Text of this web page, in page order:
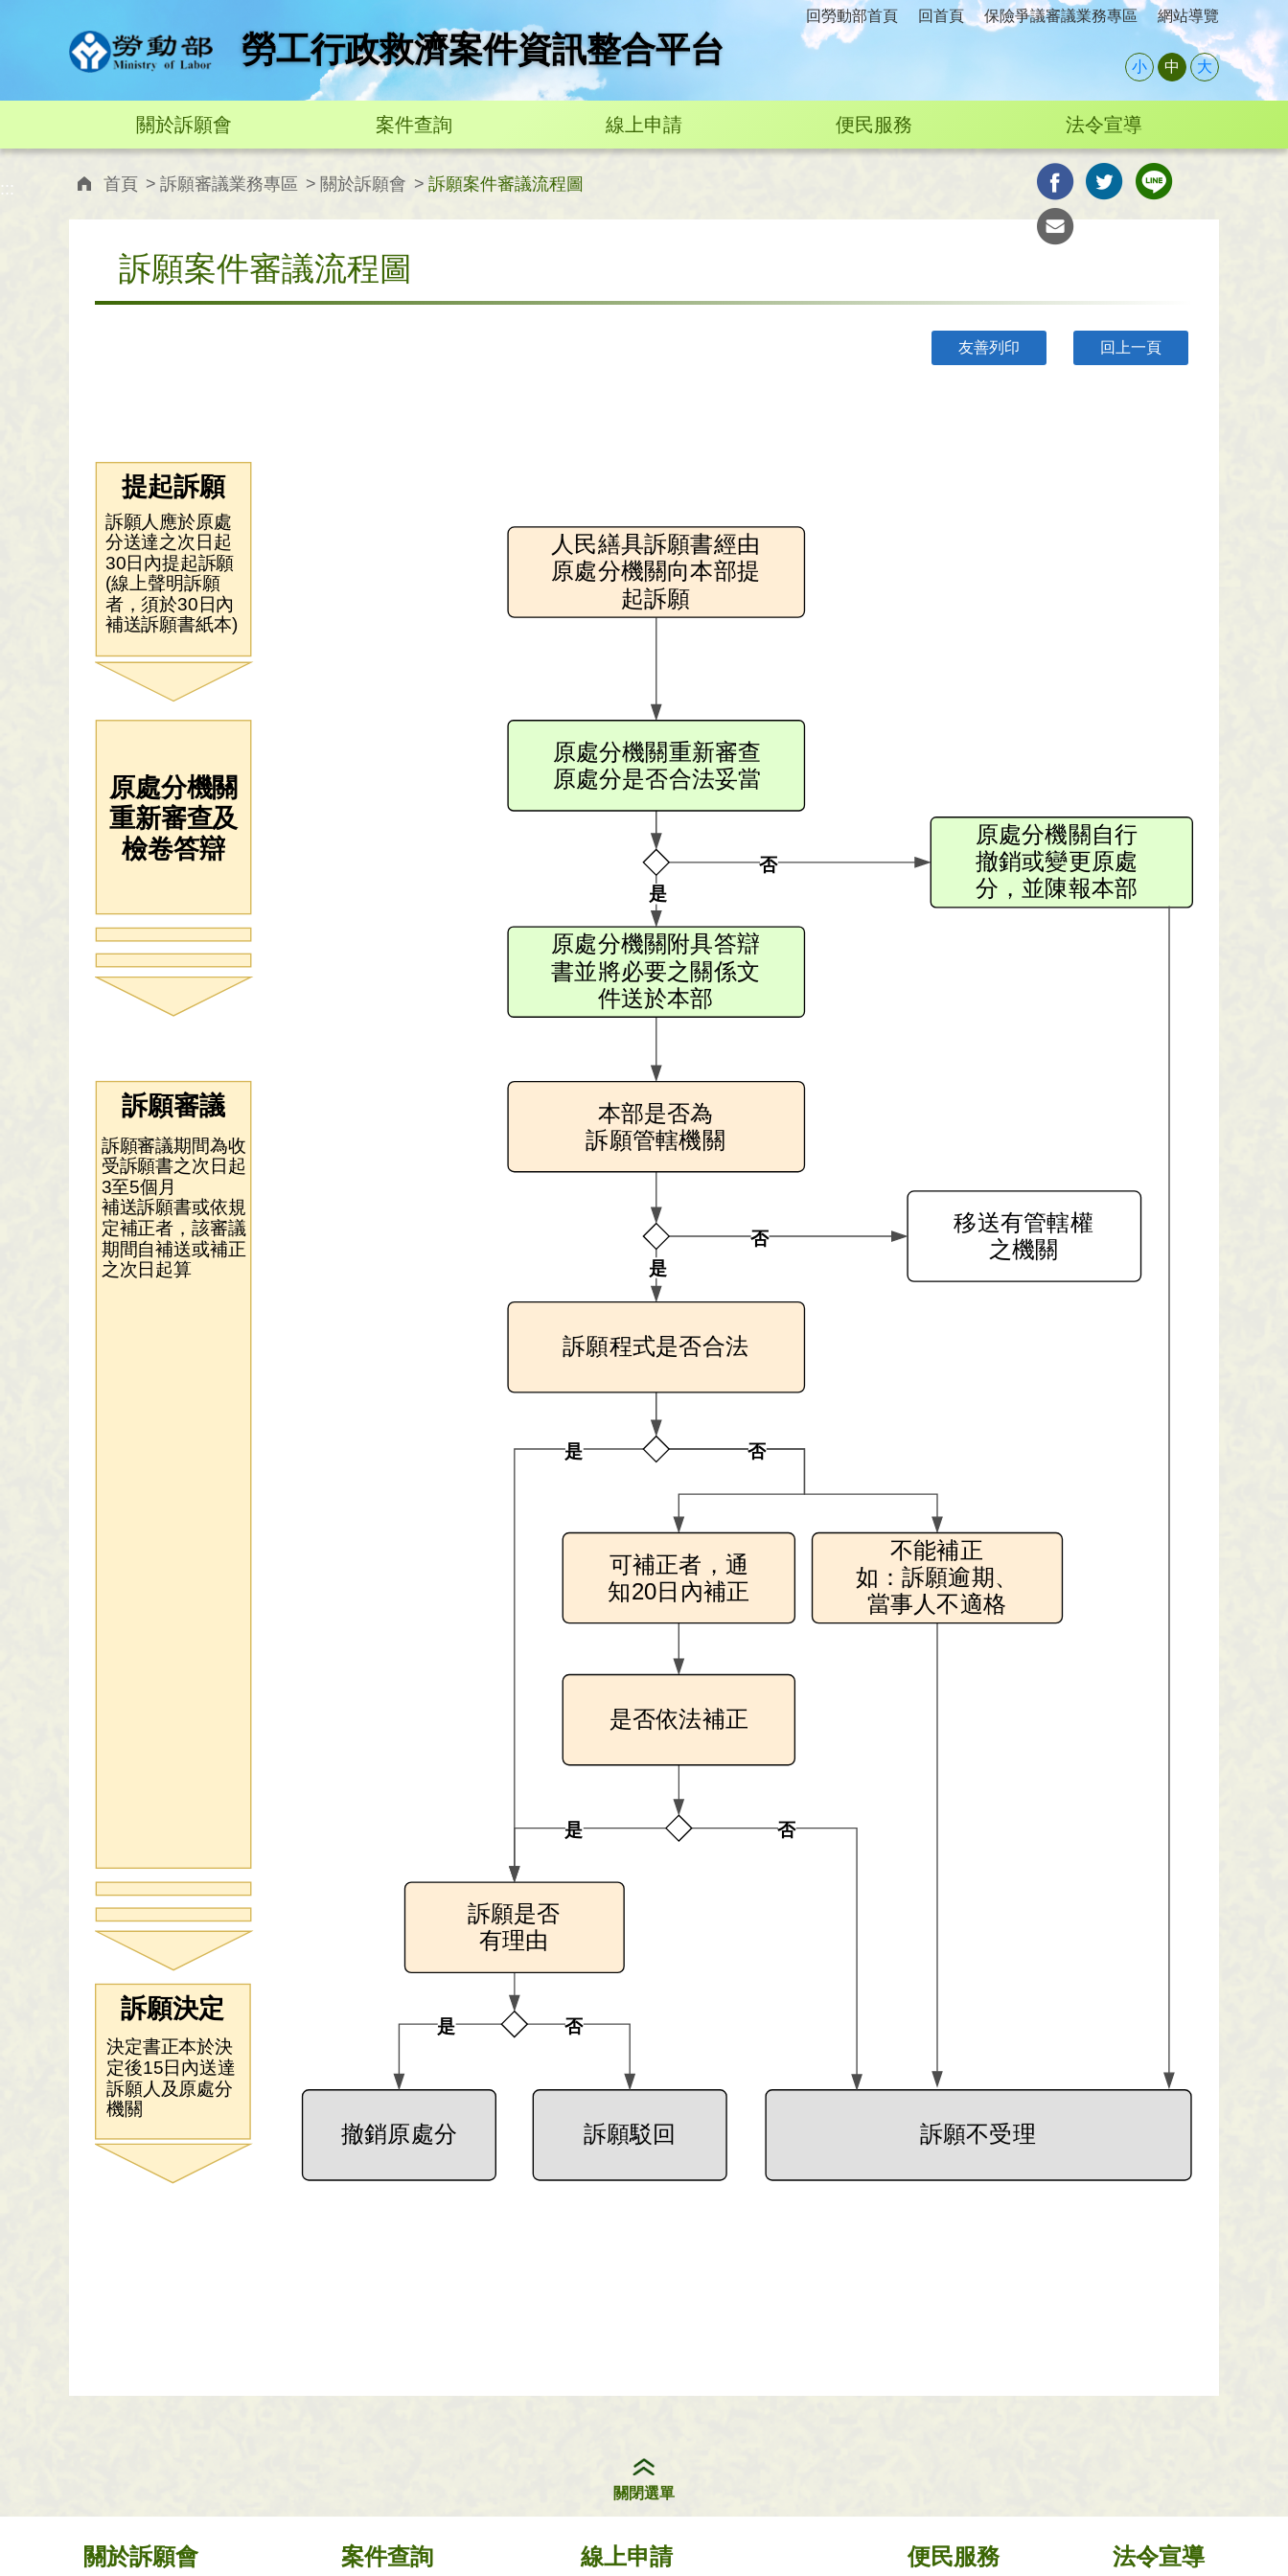
勞工行政救濟案件資訊整合平台 小 中 大
回勞動部首頁 回首頁 保險爭議審議業務專區 網站導覽
關於訴願會 案件查詢 線上申請 便民服務 法令宣導
首頁 訴願審議業務專區 關於訴願會 訴願案件審議流程圖
:::
訴願案件審議流程圖
友善列印 回上一頁
關閉選單
關於訴願會 案件查詢 線上申請 便民服務 法令宣導